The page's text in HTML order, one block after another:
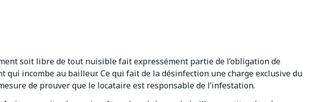
soit libre de tout nuisible fait expressément partie de l’obligation de
qui incombe au bailleur. Ce qui fait de la désinfection une charge exclusive du
de prouver que le locataire est responsable de l’infestation.